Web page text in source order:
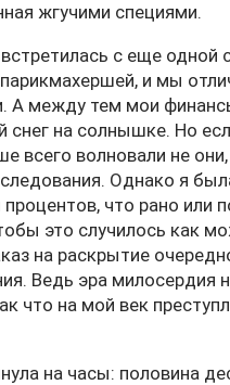
жгучими специями.
с еще одной
и мы
А между тем мои
снег на солнышке. Но
всего волновали не они,
Однако я
процентов, что рано или
это случилось как
на раскрытие
Ведь эра милосердия
что на мой век
на часы: половина